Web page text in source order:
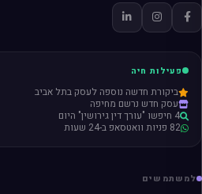
פעילות חיה
ביקורת חדשה נוספה לעסק בתל אביב
עסק חדש נרשם מחיפה
4 חיפשו "עורך דין גירושין" היום
82 פניות וואטסאפ ב-24 שעות
למשתמשים